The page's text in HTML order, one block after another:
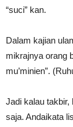
“suci” kan.
Dalam kajian
mikrajnya orang
mu’minien”.
Jadi kalau takbir,
saja. Andaikata